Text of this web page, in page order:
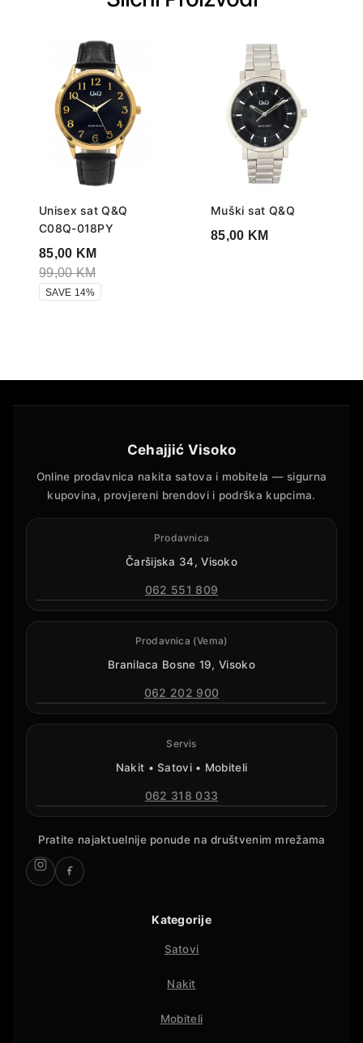
Unisex sat Q&Q
C08Q-018PY
85,00 KM
99,00KM
SAVE 14%
Muški sat Q&Q
85,00 KM
Cehajjić Visoko
Online prodavnica nakita satova i mobitela — sigurna
kupovina, provjereni brendovi i podrška kupcima.
Prodavnica
Čaršijska 34, Visoko
062 551 809
Prodavnica (Vema)
Branilaca Bosne 19, Visoko
062 202 900
Servis
Nakit • Satovi • Mobiteli
062 318 033
Pratite najaktuelnije ponude na društvenim mrežama
Kategorije
Satovi
Nakit
Mobiteli